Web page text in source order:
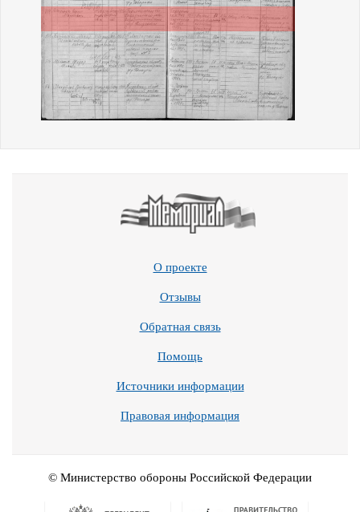
О проекте
Отзывы
Обратная связь
Помощь
Источники информации
Правовая информация
© Министерство обороны Российской Федерации